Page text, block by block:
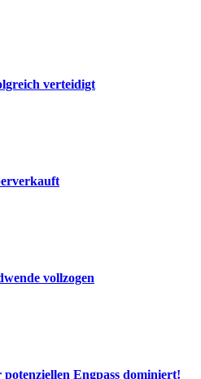
verteidigt
vollzogen
Engpass dominiert!